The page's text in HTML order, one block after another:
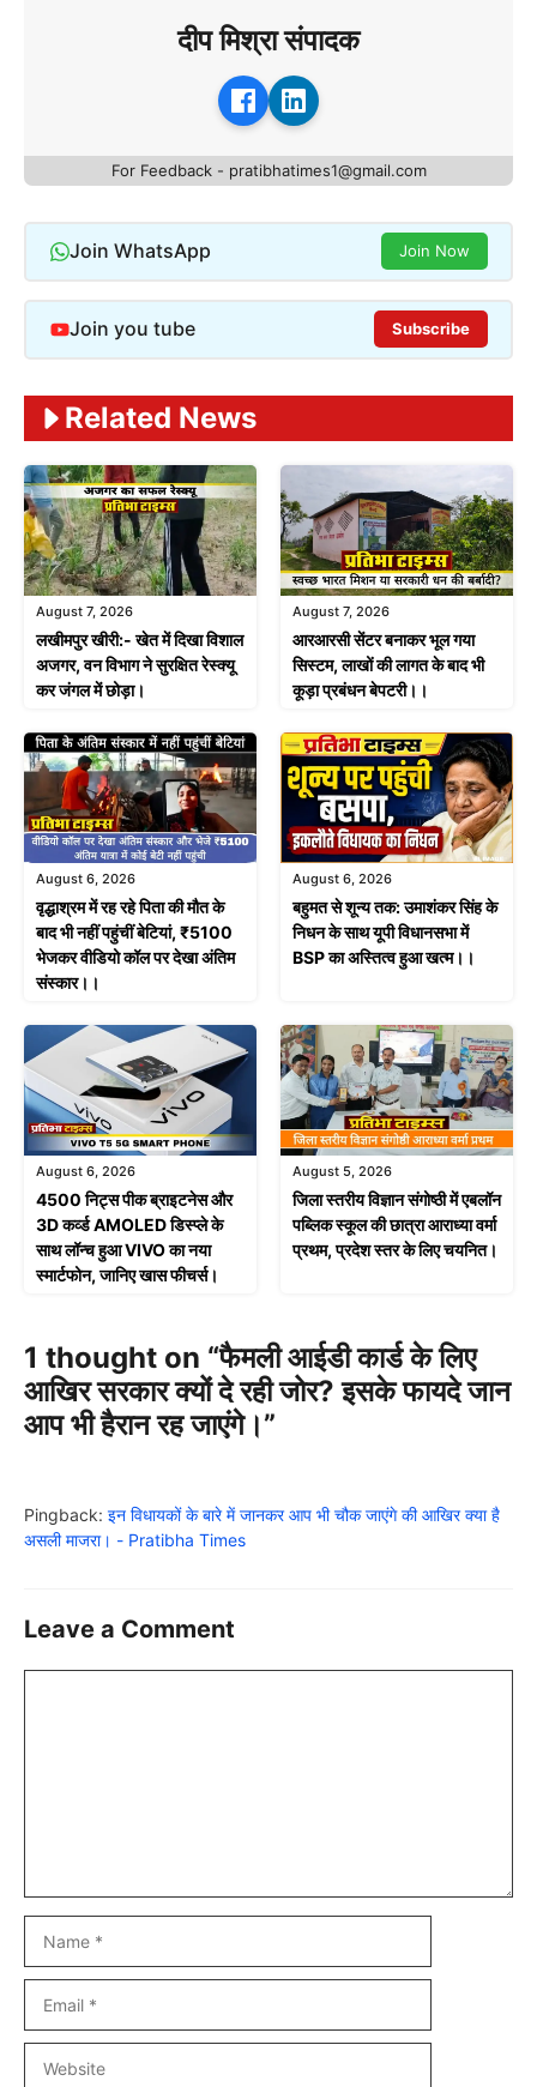
दीप मिश्रा संपादक
For Feedback - pratibhatimes1@gmail.com
Join WhatsApp Join Now
Join you tube Subscribe
Related News
August 7, 2026
लखीमपुर खीरी:- खेत में दिखा विशाल
अजगर, वन विभाग ने सुरक्षित रेस्क्यू
कर जंगल में छोड़ा।
August 7, 2026
आरआरसी सेंटर बनाकर भूल गया
सिस्टम, लाखों की लागत के बाद भी
कूड़ा प्रबंधन बेपटरी।।
August 6, 2026
वृद्धाश्रम में रह रहे पिता की मौत के
बाद भी नहीं पहुंचीं बेटियां, ₹5100
भेजकर वीडियो कॉल पर देखा अंतिम
संस्कार।।
August 6, 2026
बहुमत से शून्य तक: उमाशंकर सिंह के
निधन के साथ यूपी विधानसभा में
BSP का अस्तित्व हुआ खत्म।।
August 6, 2026
4500 निट्स पीक ब्राइटनेस और
3D कर्व्ड AMOLED डिस्प्ले के
साथ लॉन्च हुआ VIVO का नया
स्मार्टफोन, जानिए खास फीचर्स।
August 5, 2026
जिला स्तरीय विज्ञान संगोष्ठी में एबलॉन
पब्लिक स्कूल की छात्रा आराध्या वर्मा
प्रथम, प्रदेश स्तर के लिए चयनित।
1 thought on “फैमली आईडी कार्ड के लिए
आखिर सरकार क्यों दे रही जोर? इसके फायदे जान
आप भी हैरान रह जाएंगे।”
Pingback: इन विधायकों के बारे में जानकर आप भी चौक जाएंगे की आखिर क्या है
असली माजरा। - Pratibha Times
Leave a Comment